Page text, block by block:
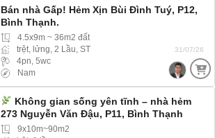
Bán nhà Gấp! Hẻm Xịn Bùi Đình Tuý, P12,
Bình Thạnh.
4.5x9m ~ 36m2 đất
trệt, lửng, 2 Lầu, ST
4pn, 5wc
Nam
31/07/26
Không gian sống yên tĩnh – nhà hẻm
273 Nguyễn Văn Đậu, P11, Bình Thạnh
9x10m~90m2